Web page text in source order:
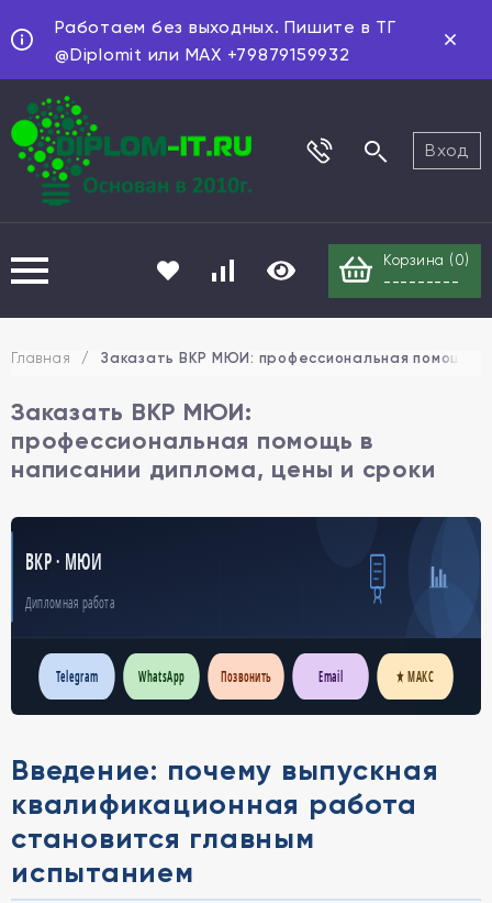
Работаем без выходных. Пишите в ТГ
@Diplomit или MAX +79879159932
Вход
Корзина ( 0)
---------
Главная / Заказать ВКР МЮИ: профессиональная помощь в
Заказать ВКР МЮИ:
профессиональная помощь в
написании диплома, цены и сроки
ВКР · МЮИ
Дипломная работа
Telegram WhatsApp Позвонить Email ★ МАКС
Введение: почему выпускная
квалификационная работа
становится главным
испытанием